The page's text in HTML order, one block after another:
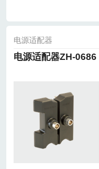
电源适配器
电源适配器ZH-0686